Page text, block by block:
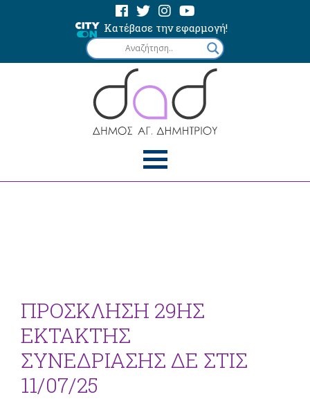
Κατέβασε την εφαρμογή!
ΠΡΟΣΚΛΗΣΗ 29ΗΣ
ΕΚΤΑΚΤΗΣ
ΣΥΝΕΔΡΙΑΣΗΣ ΔΕ ΣΤΙΣ
11/07/25